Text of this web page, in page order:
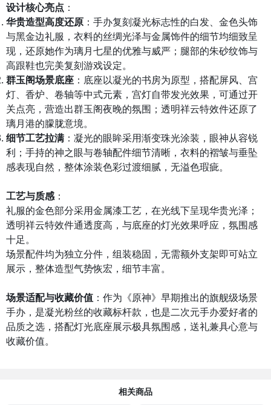
设计核心亮点 ：
华贵造型高度还原 ：手办复刻凝光标志性的白发、金色头饰
与黑金边礼服，衣料的丝绸光泽与金属饰件的细节均细致呈
现，还原她作为璃月七星的优雅与威严；腿部的朱砂纹饰与
高跟鞋也完美复刻游戏设定。
群玉阁场景底座 ：底座以凝光的书房为原型，搭配屏风、宫
灯、香炉、卷轴等中式元素，宫灯自带发光效果，可通过开
关点亮，营造出群玉阁夜晚的氛围；透明祥云特效件还原了
璃月港的朦胧意境。
细节工艺拉满 ：凝光的眼眸采用渐变珠光涂装，眼神从容锐
利；手持的神之眼与卷轴配件细节清晰，衣料的褶皱与垂坠
感表现自然，整体涂装色彩过渡细腻，无溢色瑕疵。
工艺与质感：
礼服的金色部分采用金属漆工艺，在光线下呈现华贵光泽；
透明祥云特效件通透度高，与底座的灯光效果呼应，氛围感
十足。
场景配件均为独立分件，组装稳固，无需额外支架即可站立
展示，整体造型气势恢宏，细节丰富。
场景适配与收藏价值 ：作为《原神》早期推出的旗舰级场景
手办，是凝光粉丝的收藏标杆款，也是二次元手办爱好者的
品质之选，搭配灯光底座展示极具氛围感，送礼兼具心意与
收藏价值。
相关商品